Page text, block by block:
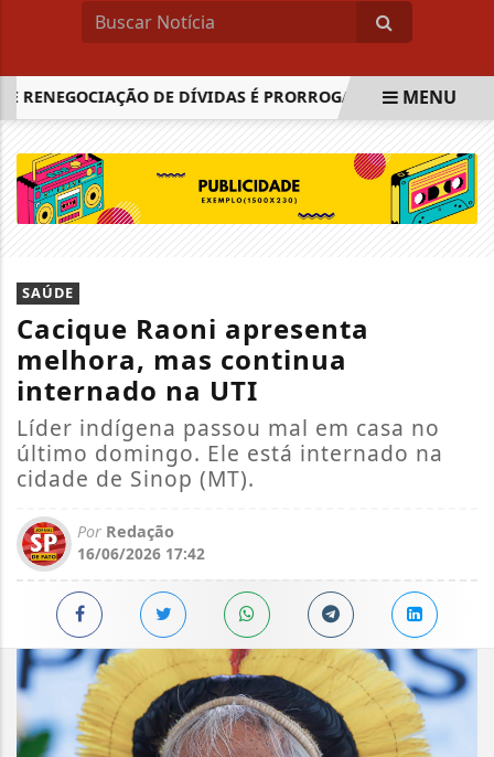
DE DÍVIDAS É PRORROGADO ATÉ 31 DE
MENU
SAÚDE
Cacique Raoni apresenta
melhora, mas continua
internado na UTI
Líder indígena passou mal em casa no
último domingo. Ele está internado na
cidade de Sinop (MT).
Por Redação
16/06/2026 17:42